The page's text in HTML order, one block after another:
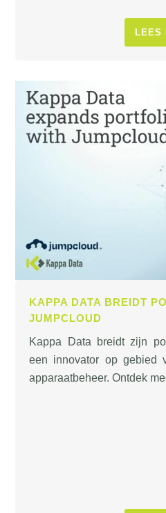
LEES
KAPPA DATA BREIDT
JUMPCLOUD
Kappa Data breidt zijn
een innovator op gebied
apparaatbeheer. Ontdek